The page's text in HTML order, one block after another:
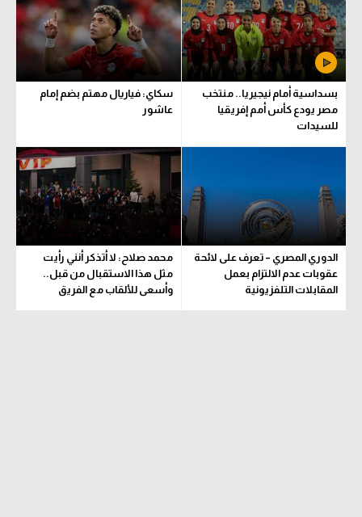
بسداسية أمام نيجيريا.. منتخب
مصر يودع كأس أمم إفريقيا
للسيدات
سكاي: فياريال مهتم بضم إمام
عاشور
الدوري المصري – تعرف على لائحة
عقوبات عدم الالتزام بعمل
المقابلات التلفزيونية
محمد صلاح: لا أتذكر أنني رأيت
مثل هذا الاستقبال من قبل..
وأسعى للألقاب مع الفريق